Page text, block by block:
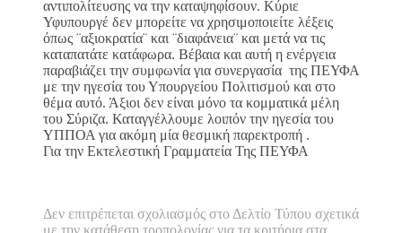
αντιπολίτευσης να την καταψηφίσουν. Κύριε
Υφυπουργέ δεν μπορείτε να χρησιμοποιείτε λέξεις
όπως ¨αξιοκρατία¨ και ¨διαφάνεια¨ και μετά να τις
καταπατάτε κατάφωρα. Βέβαια και αυτή η ενέργεια
παραβιάζει την συμφωνία για συνεργασία της ΠΕΥΦΑ
με την ηγεσία του Υπουργείου Πολιτισμού και στο
θέμα αυτό. Άξιοι δεν είναι μόνο τα κομματικά μέλη
του Σύριζα. Καταγγέλλουμε λοιπόν την ηγεσία του
ΥΠΠΟΑ για ακόμη μία θεσμική παρεκτροπή .
Για την Εκτελεστική Γραμματεία Της ΠΕΥΦΑ
Δεν επιτρέπεται σχολιασμός στο Δελτίο Τύπου σχετικά
με την κατάθεση τροπολογίας για τα κριτήρια στα